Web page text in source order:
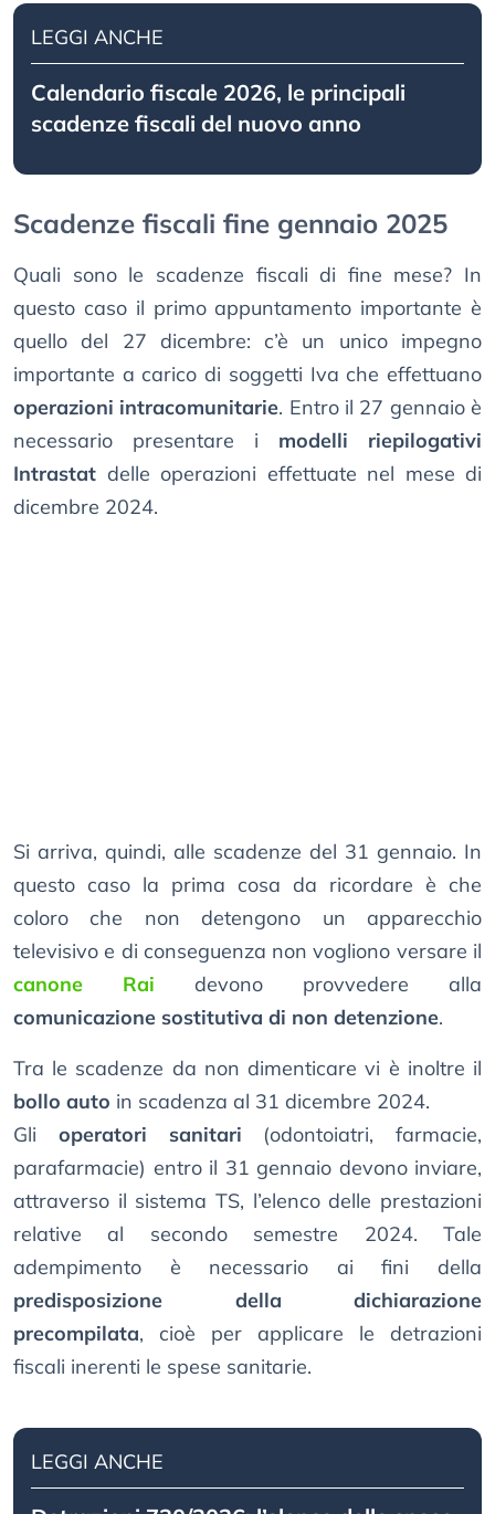
LEGGI ANCHE
Calendario fiscale 2026, le principali
scadenze fiscali del nuovo anno
Scadenze fiscali fine gennaio 2025
Quali sono le scadenze fiscali di fine mese? In
questo caso il primo appuntamento importante è
quello del 27 dicembre: c’è un unico impegno
importante a carico di soggetti Iva che effettuano
operazioni intracomunitarie. Entro il 27 gennaio è
necessario presentare i modelli riepilogativi
Intrastat delle operazioni effettuate nel mese di
dicembre 2024.
Si arriva, quindi, alle scadenze del 31 gennaio. In
questo caso la prima cosa da ricordare è che
coloro che non detengono un apparecchio
televisivo e di conseguenza non vogliono versare il
canone Rai devono provvedere alla
comunicazione sostitutiva di non detenzione.
Tra le scadenze da non dimenticare vi è inoltre il
bollo auto in scadenza al 31 dicembre 2024.
Gli operatori sanitari (odontoiatri, farmacie,
parafarmacie) entro il 31 gennaio devono inviare,
attraverso il sistema TS, l’elenco delle prestazioni
relative al secondo semestre 2024. Tale
adempimento è necessario ai fini della
predisposizione della dichiarazione
precompilata, cioè per applicare le detrazioni
fiscali inerenti le spese sanitarie.
LEGGI ANCHE